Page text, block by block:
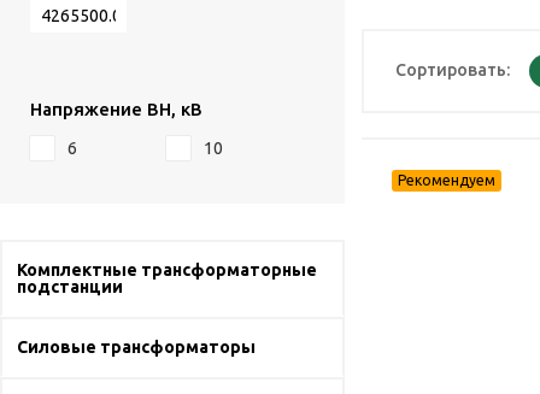
Напряжение ВН, кВ
6 10
Комплектные трансформаторные
подстанции
Силовые трансформаторы
Сортировать: